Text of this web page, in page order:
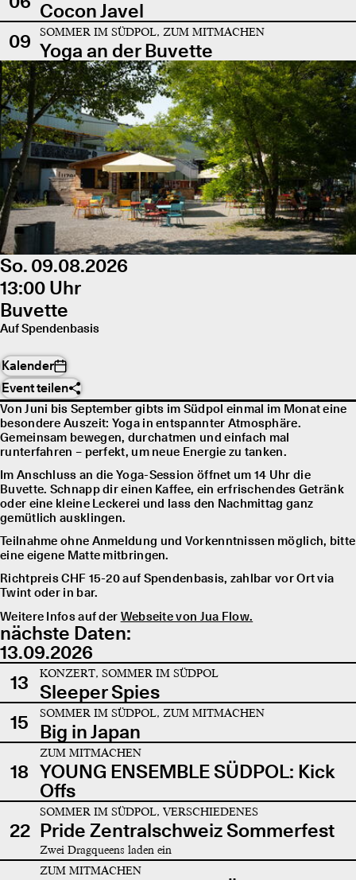
Cocon Javel
09
SOMMER IM SÜDPOL, ZUM MITMACHEN
Yoga an der Buvette
So. 09.08.2026
13:00 Uhr
Buvette
Auf Spendenbasis
Kalender
Event teilen
Von Juni bis September gibts im Südpol einmal im Monat eine
besondere Auszeit: Yoga in entspannter Atmosphäre.
Gemeinsam bewegen, durchatmen und einfach mal
runterfahren – perfekt, um neue Energie zu tanken.
Im Anschluss an die Yoga-Session öffnet um 14 Uhr die
Buvette. Schnapp dir einen Kaffee, ein erfrischendes Getränk
oder eine kleine Leckerei und lass den Nachmittag ganz
gemütlich ausklingen.
Teilnahme ohne Anmeldung und Vorkenntnissen möglich, bitte
eine eigene Matte mitbringen.
Richtpreis CHF 15-20 auf Spendenbasis, zahlbar vor Ort via
Twint oder in bar.
Weitere Infos auf der Webseite von Jua Flow.
nächste Daten:
13.09.2026
13
KONZERT, SOMMER IM SÜDPOL
Sleeper Spies
15
SOMMER IM SÜDPOL, ZUM MITMACHEN
Big in Japan
18
ZUM MITMACHEN
YOUNG ENSEMBLE SÜDPOL: Kick
Offs
22
SOMMER IM SÜDPOL, VERSCHIEDENES
Pride Zentralschweiz Sommerfest
Zwei Dragqueens laden ein
ZUM MITMACHEN